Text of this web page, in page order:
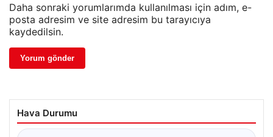
Daha sonraki yorumlarımda kullanılması için adım, e-
posta adresim ve site adresim bu tarayıcıya
kaydedilsin.
Hava Durumu